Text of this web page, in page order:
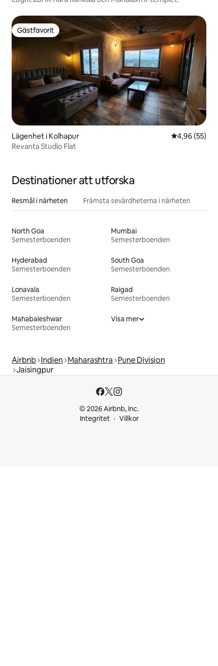
Gästfavorit
Gästfavorit
Lägenhet i Kolhapur 4,96 av 5 i
4,96 (55)
Revanta Studio Flat
Destinationer att utforska
Resmål i närheten Främsta sevärdheterna i närheten
North Goa
Semesterboenden
Mumbai
Semesterboenden
Hyderabad
Semesterboenden
South Goa
Semesterboenden
Lonavala
Semesterboenden
Raigad
Semesterboenden
Mahabaleshwar
Semesterboenden
Visa mer
Airbnb Indien Maharashtra Pune Division
Jaisingpur
© 2026 Airbnb, Inc.
Integritet
Villkor